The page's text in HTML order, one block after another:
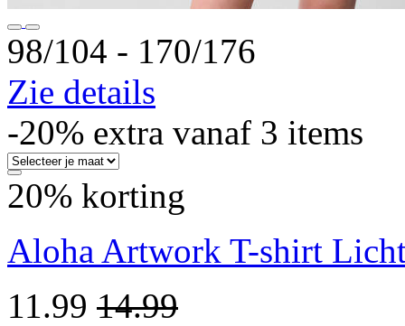
98/104 ‐ 170/176
Zie details
-20% extra vanaf 3 items
20% korting
Aloha Artwork T-shirt
11.99 14.99